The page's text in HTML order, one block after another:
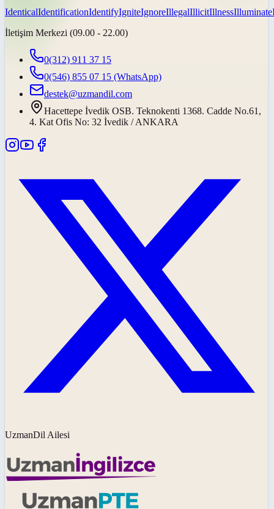
IdenticalIdentificationIdentifyIgniteIgnoreIllegalIllicitIllnessIlluminate
İletişim Merkezi (09.00 - 22.00)
0(312) 911 37 15
0(546) 855 07 15 (WhatsApp)
destek@uzmandil.com
Hacettepe İvedik OSB. Teknokenti 1368. Cadde No.61,
4. Kat Ofis No: 32 İvedik / ANKARA
UzmanDil Ailesi